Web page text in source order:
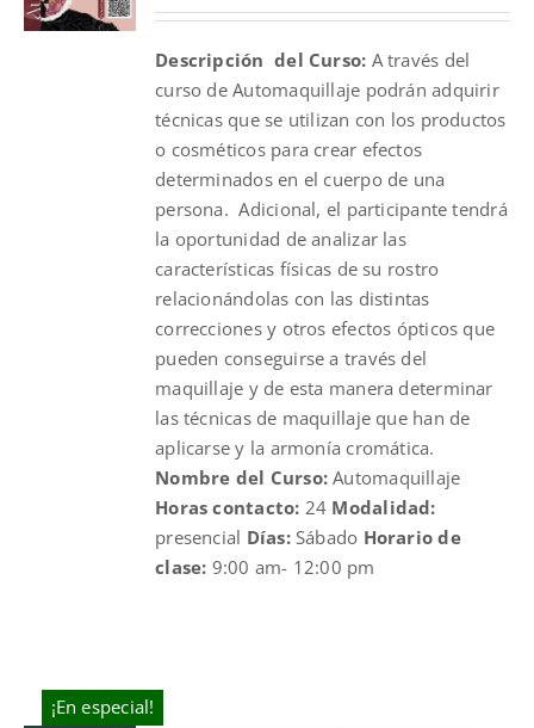
$100.00.$70.00.
Descripción del Curso: A través del
curso de Automaquillaje podrán adquirir
técnicas que se utilizan con los productos
o cosméticos para crear efectos
determinados en el cuerpo de una
persona. Adicional, el participante tendrá
la oportunidad de analizar las
características físicas de su rostro
relacionándolas con las distintas
correcciones y otros efectos ópticos que
pueden conseguirse a través del
maquillaje y de esta manera determinar
las técnicas de maquillaje que han de
aplicarse y la armonía cromática.
Nombre del Curso:Automaquillaje
Horas contacto: 24 Modalidad:
presencial Días:Sábado Horario de
clase: 9:00 am- 12:00 pm
¡En especial!